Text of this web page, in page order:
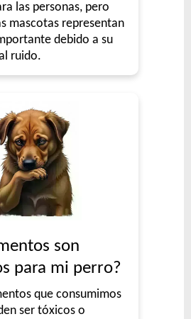
las personas, pero
mascotas representan
debido a su
ruido.
son
para mi perro?
que consumimos
ser tóxicos o